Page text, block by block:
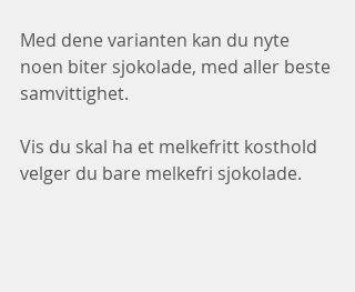
Med dene varianten kan du nyte
noen biter sjokolade, med aller beste
samvittighet.
Vis du skal ha et melkefritt kosthold
velger du bare melkefri sjokolade.